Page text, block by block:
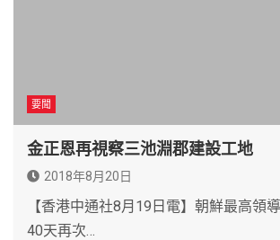
要聞
金正恩再視察三池淵郡建設工地
2018年8月20日
【香港中通社8月19日電】朝鮮最高領
40天再次…